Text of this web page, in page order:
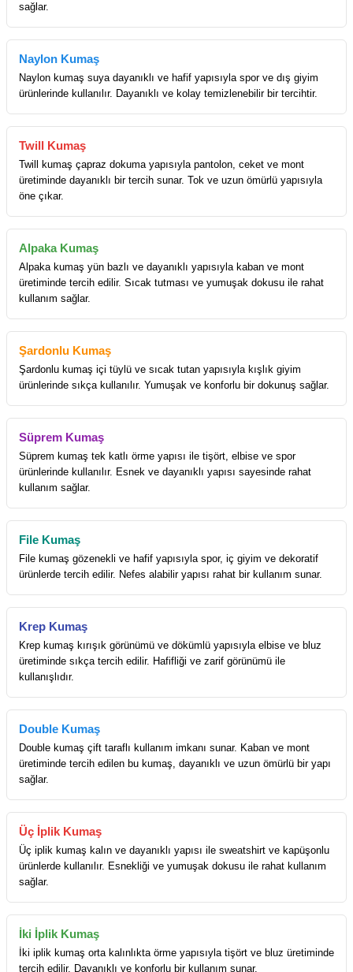
sağlar.
Naylon Kumaş
Naylon kumaş suya dayanıklı ve hafif yapısıyla spor ve dış giyim
ürünlerinde kullanılır. Dayanıklı ve kolay temizlenebilir bir tercihtir.
Twill Kumaş
Twill kumaş çapraz dokuma yapısıyla pantolon, ceket ve mont
üretiminde dayanıklı bir tercih sunar. Tok ve uzun ömürlü yapısıyla
öne çıkar.
Alpaka Kumaş
Alpaka kumaş yün bazlı ve dayanıklı yapısıyla kaban ve mont
üretiminde tercih edilir. Sıcak tutması ve yumuşak dokusu ile rahat
kullanım sağlar.
Şardonlu Kumaş
Şardonlu kumaş içi tüylü ve sıcak tutan yapısıyla kışlık giyim
ürünlerinde sıkça kullanılır. Yumuşak ve konforlu bir dokunuş sağlar.
Süprem Kumaş
Süprem kumaş tek katlı örme yapısı ile tişört, elbise ve spor
ürünlerinde kullanılır. Esnek ve dayanıklı yapısı sayesinde rahat
kullanım sağlar.
File Kumaş
File kumaş gözenekli ve hafif yapısıyla spor, iç giyim ve dekoratif
ürünlerde tercih edilir. Nefes alabilir yapısı rahat bir kullanım sunar.
Krep Kumaş
Krep kumaş kırışık görünümü ve dökümlü yapısıyla elbise ve bluz
üretiminde sıkça tercih edilir. Hafifliği ve zarif görünümü ile
kullanışlıdır.
Double Kumaş
Double kumaş çift taraflı kullanım imkanı sunar. Kaban ve mont
üretiminde tercih edilen bu kumaş, dayanıklı ve uzun ömürlü bir yapı
sağlar.
Üç İplik Kumaş
Üç iplik kumaş kalın ve dayanıklı yapısı ile sweatshirt ve kapüşonlu
ürünlerde kullanılır. Esnekliği ve yumuşak dokusu ile rahat kullanım
sağlar.
İki İplik Kumaş
İki iplik kumaş orta kalınlıkta örme yapısıyla tişört ve bluz üretiminde
tercih edilir. Dayanıklı ve konforlu bir kullanım sunar.